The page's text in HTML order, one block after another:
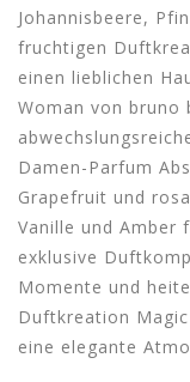
Johannisbeere,
fruchtigen
einen lieblichen
Woman von bruno
Damen-Parfum
Grapefruit und
Vanille und Amber
exklusive
Momente und
Duftkreation
eine elegante